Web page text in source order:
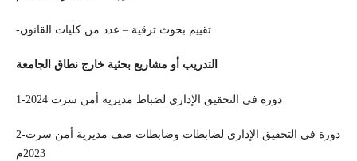
-تقييم بحوث ترقية – عدد من كليات القانون
التدريب أو مشاريع بحثية خارج نطاق الجامعة
1-دورة في التحقيق الإداري لضباط مديرية أمن سرت 2024
2-دورة في التحقيق الإداري لضابطات وضابطات صف مديرية أمن سرت
2023م